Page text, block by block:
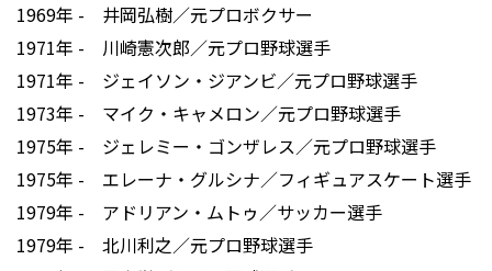
1969年 - 井岡弘樹／元プロボクサー
1971年 - 川崎憲次郎／元プロ野球選手
1971年 - ジェイソン・ジアンビ／元プロ野球選手
1973年 - マイク・キャメロン／元プロ野球選手
1975年 - ジェレミー・ゴンザレス／元プロ野球選手
1975年 - エレーナ・グルシナ／フィギュアスケート選手
1979年 - アドリアン・ムトゥ／サッカー選手
1979年 - 北川利之／元プロ野球選手